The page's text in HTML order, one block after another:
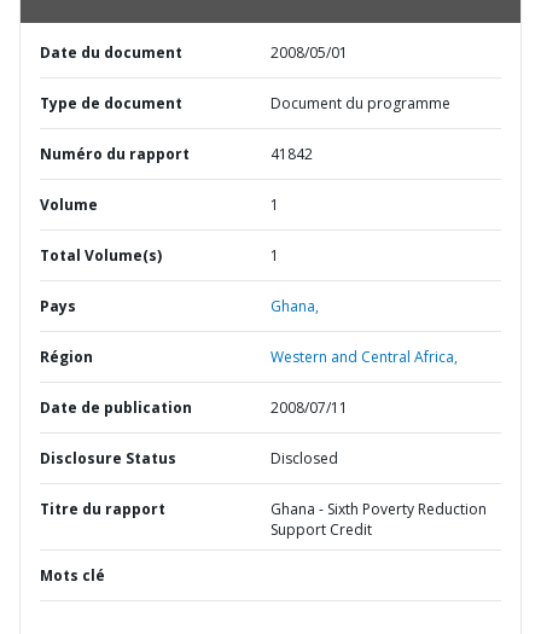
Date du document 2008/05/01
Type de document Document du programme
Numéro du rapport 41842
Volume 1
Total Volume(s) 1
Pays Ghana,
Région Western and Central Africa,
Date de publication 2008/07/11
Disclosure Status Disclosed
Titre du rapport
Ghana - Sixth Poverty Reduction
Support Credit
Mots clé